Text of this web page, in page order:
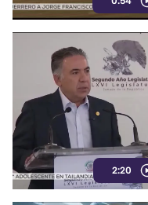
2:20